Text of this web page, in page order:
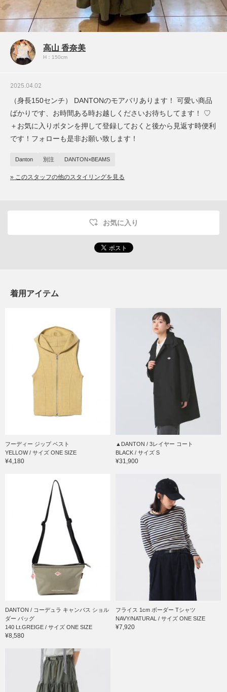
高山 香奈美
H：150cm
2025.04.02
（身長150センチ） DANTONのモアバリあります！ 可愛い商品
ばかりです、お時間ある時お越しくださいお待ちしてます！ ♡
＋お気に入りボタンを押して登録しておくと後から見返す時便利
です！フォローも是非お願い致します！
Danton 別注 DANTON×BEAMS
» このスタッフの他のスタイリングを見る
お気に入り
着用アイテム
フーディー ジップ ベスト
YELLOW / サイズ ONE SIZE
¥4,180
▲DANTON / 3レイヤー コート
BLACK / サイズ S
¥31,900
DANTON / コーデュラ キャンバス ショル
ダー バッグ
140 Lt.GREIGE / サイズ ONE SIZE
¥8,580
フライス 1cm ボーダー Tシャツ
NAVY/NATURAL / サイズ ONE SIZE
¥7,920